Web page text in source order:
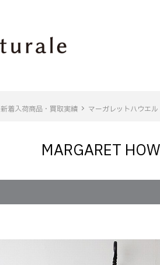
新着入荷商品・買取実績 マーガレットハウエル
MARGARET